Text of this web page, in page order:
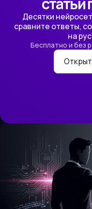
Десятки
сравните ответы,
на
Бесплатно и без